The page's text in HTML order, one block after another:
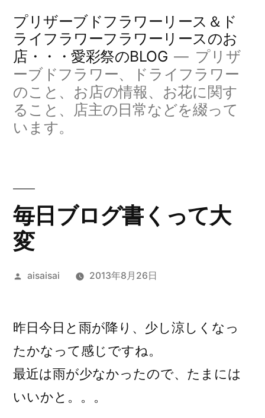
プリザーブドフラワーリース＆ド
ライフラワーフラワーリースのお
店・・・愛彩祭のBLOG
プリザ
ーブドフラワー、ドライフラワー
のこと、お店の情報、お花に関す
ること、店主の日常などを綴って
います。
毎日ブログ書くって大
変
投
aisaisai 2013年8月26日
昨日今日と雨が降り、少し涼しくなっ
たかなって感じですね。
最近は雨が少なかったので、たまには
いいかと。。。